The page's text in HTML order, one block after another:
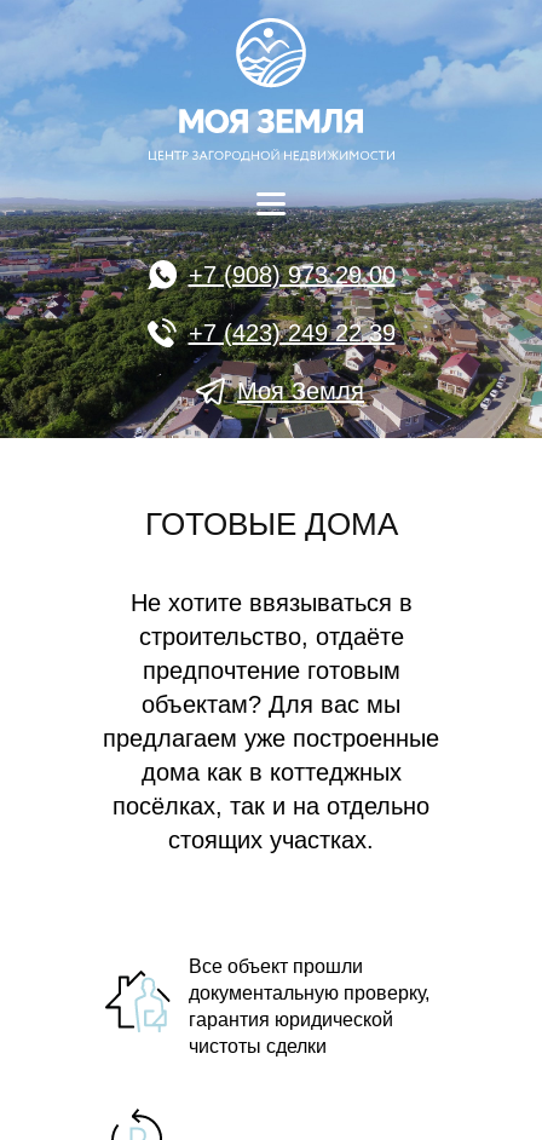
+7 (908) 973 29 00
+7 (423) 249 22 39
Моя Земля
ГОТОВЫЕ ДОМА
Не хотите ввязываться в
строительство, отдаёте
предпочтение готовым
объектам? Для вас мы
предлагаем уже построенные
дома как в коттеджных
посёлках, так и на отдельно
стоящих участках.
Все объект прошли
документальную проверку,
гарантия юридической
чистоты сделки